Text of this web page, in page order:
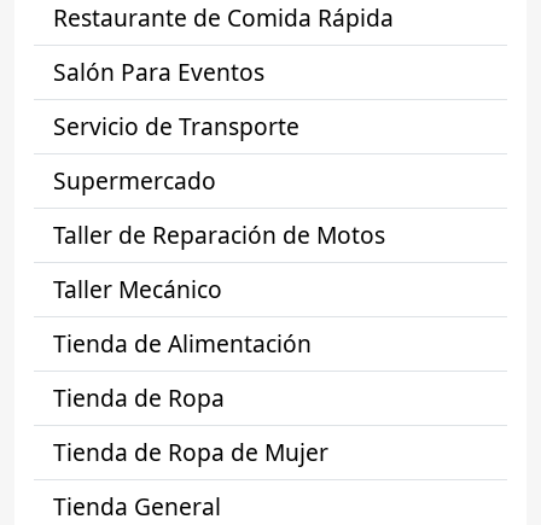
Restaurante de Comida Rápida
Salón Para Eventos
Servicio de Transporte
Supermercado
Taller de Reparación de Motos
Taller Mecánico
Tienda de Alimentación
Tienda de Ropa
Tienda de Ropa de Mujer
Tienda General